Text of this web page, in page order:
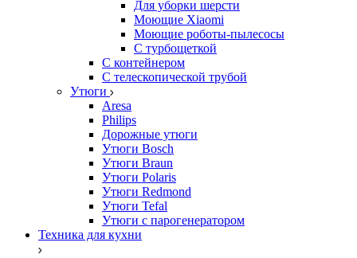
Для уборки шерсти
Моющие Xiaomi
Моющие роботы-пылесосы
С турбощеткой
С контейнером
С телескопической трубой
Утюги
Aresa
Philips
Дорожные утюги
Утюги Bosch
Утюги Braun
Утюги Polaris
Утюги Redmond
Утюги Tefal
Утюги с парогенератором
Техника для кухни